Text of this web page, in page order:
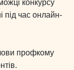
конкурсу
під час онлайн-
профкому